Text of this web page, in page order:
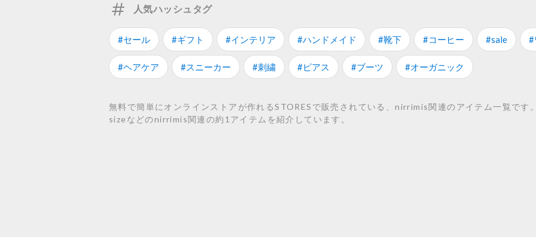
人気ハッシュタグ
#セール #ギフト #インテリア #ハンドメイド #靴下 #コーヒー #sale #
#ヘアケア #スニーカー #刺繍 #ピアス #ブーツ #オーガニック
無料で簡単にオンラインストアが作れるSTORESで販売されている、nirrimis関連のアイテム一覧で
sizeなどのnirrimis関連の約1アイテムを紹介しています。